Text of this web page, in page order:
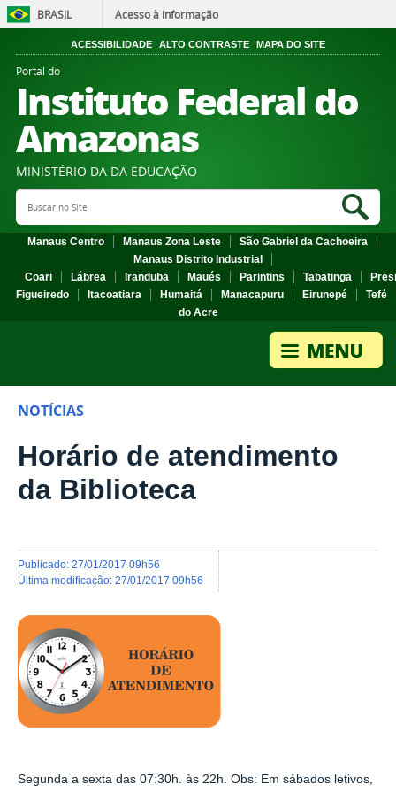
BRASIL Acesso à informação
ACESSIBILIDADE ALTO CONTRASTE MAPA DO SITE
Portal do
Instituto Federal do
Amazonas
MINISTÉRIO DA DA EDUCAÇÃO
Search Site
Manaus Centro Manaus Zona Leste
São Gabriel da Cachoeira
Manaus Distrito Industrial
Coari
Lábrea Iranduba Maués Parintins Tabatinga
Figueiredo
Itacoatiara Humaitá Manacapuru Eirunepé
Tefé
do Acre
NOTÍCIAS
Horário de atendimento
da Biblioteca
publicado: 27/01/2017 09h56
última modificação: 27/01/2017 09h56
Segunda a sexta das 07:30h. às 22h. Obs: Em sábados letivos,